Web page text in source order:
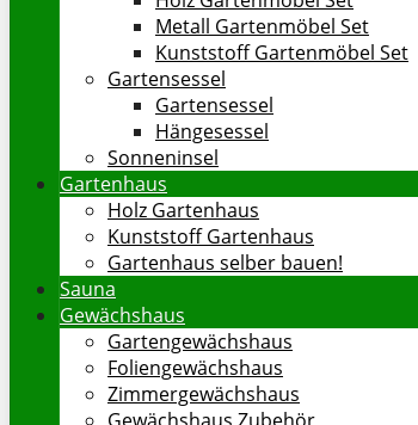
Metall Gartenmöbel Set
Kunststoff Gartenmöbel Set
Gartensessel
Gartensessel
Hängesessel
Sonneninsel
Gartenhaus
Holz Gartenhaus
Kunststoff Gartenhaus
Gartenhaus selber bauen!
Sauna
Gewächshaus
Gartengewächshaus
Foliengewächshaus
Zimmergewächshaus